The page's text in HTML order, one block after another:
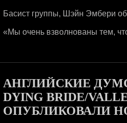
Басист группы, Шэйн Эмбери
«Мы очень взволнованы тем,
АНГЛИЙСКИЕ
DYING BRIDE/
ОПУБЛИКОВАЛИ